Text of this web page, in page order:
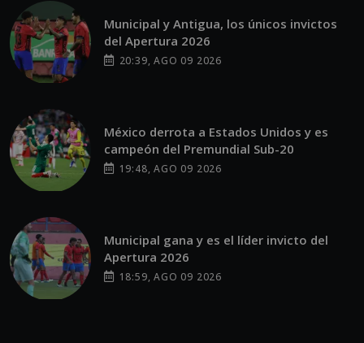
Municipal y Antigua, los únicos invictos
del Apertura 2026
20:39, AGO 09 2026
México derrota a Estados Unidos y es
campeón del Premundial Sub-20
19:48, AGO 09 2026
Municipal gana y es el líder invicto del
Apertura 2026
18:59, AGO 09 2026